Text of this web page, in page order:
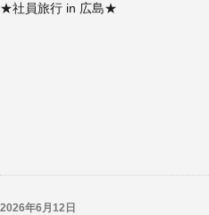
★社員旅行 in 広島★
2026年6月12日